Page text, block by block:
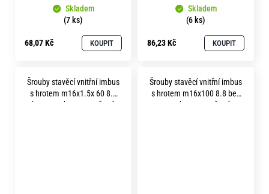
Skladem
(7 ks)
68,07 Kč KOUPIT
Skladem
(6 ks)
86,23 Kč KOUPIT
Šrouby stavěcí vnitřní imbus
s hrotem m16x1.5x 60 8.8
bez povrchu soustružené
Šrouby stavěcí vnitřní imbus
s hrotem m16x100 8.8 bez
povrchu soustružené